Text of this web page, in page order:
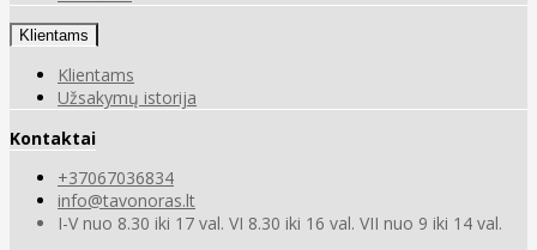
Klientams
Klientams
Užsakymų istorija
Kontaktai
+37067036834
info@tavonoras.lt
I-V nuo 8.30 iki 17 val. VI 8.30 iki 16 val. VII nuo 9 iki 14 val.